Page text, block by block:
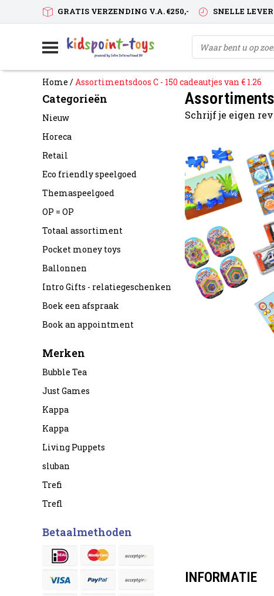
GRATIS VERZENDING V.A. €250,- SNELLE
Home / Assortimentsdoos C - 150 cadeautjes van € 1.26
Categorieën
Nieuw
Horeca
Retail
Eco friendly speelgoed
Themaspeelgoed
OP = OP
Totaal assortiment
Pocket money toys
Ballonnen
Intro Gifts - relatiegeschenken
Boek een afspraak
Book an appointment
Merken
Bubble Tea
Just Games
Kappa
Kappa
Living Puppets
sluban
Trefi
Trefl
Betaalmethoden
Schrijf je eigen
INFORMATIE